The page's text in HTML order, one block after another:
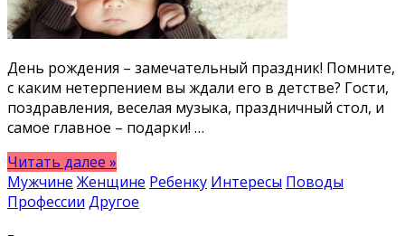
День рождения – замечательный праздник! Помните,
с каким нетерпением вы ждали его в детстве? Гости,
поздравления, веселая музыка, праздничный стол, и
самое главное – подарки! …
Читать далее »
Мужчине Женщине Ребенку Интересы Поводы
Профессии Другое